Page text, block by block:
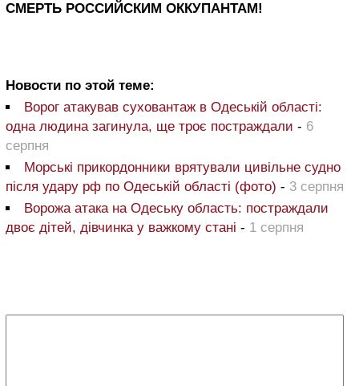
СМЕРТЬ РОССИЙСКИМ ОККУПАНТАМ!
Новости по этой теме:
Ворог атакував суховантаж в Одеській області:
одна людина загинула, ще троє постраждали - 6
серпня
Морські прикордонники врятували цивільне судно
після удару рф по Одеській області (фото) - 3 серпня
Ворожа атака на Одеську область: постраждали
двоє дітей, дівчинка у важкому стані - 1 серпня